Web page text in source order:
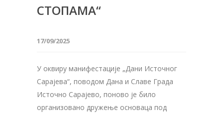
СТОПАМА“
17/09/2025
У оквиру манифестације „Дани Источног
Сарајева“, поводом Дана и Славе Града
Источно Сарајево, поново је било
организовано дружење основаца под